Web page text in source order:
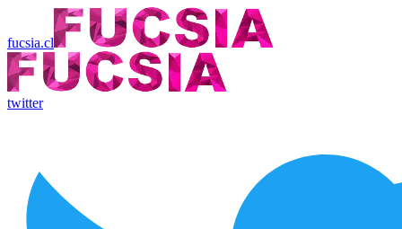
fucsia.cl
twitter